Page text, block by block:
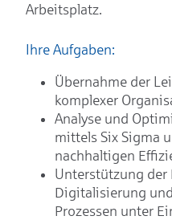
Arbeitsplatz.
Ihre Aufgaben:
Übernahme der
komplexer
Analyse und
mittels Six Sigma
nachhaltigen
Unterstützung der
Digitalisierung
Prozessen unter